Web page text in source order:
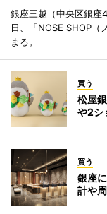
銀座三越（中央区銀座
日、「NOSE SHOP（
まる。
買う
松屋
や2シ
買う
銀座
計や